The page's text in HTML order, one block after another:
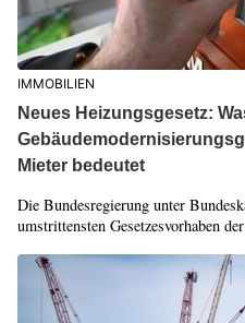
IMMOBILIEN
Neues Heizungsgesetz:
Mieter bedeutet
Die Bundesregierung unter
umstrittensten Gesetzesvorhaben